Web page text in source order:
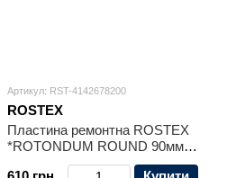
Артикул: RST-4142678200
ROSTEX
Пластина ремонтна ROSTEX
*ROTONDUM ROUND 90мм
Нерж.сталь_мат_титан_PVD